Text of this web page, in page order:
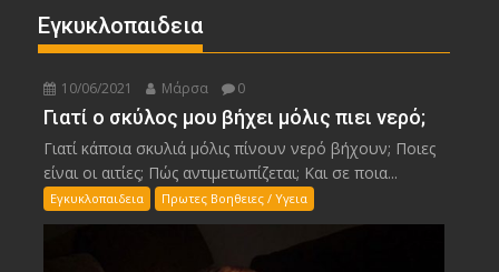
Εγκυκλοπαιδεια
10/06/2021 Μάρσα 0
Γιατί ο σκύλος μου βήχει μόλις πιει νερό;
Γιατί κάποια σκυλιά μόλις πίνουν νερό βήχουν; Ποιες
είναι οι αιτίες; Πώς αντιμετωπίζεται; Και σε ποια...
Εγκυκλοπαιδεια Πρωτες Βοηθειες / Υγεια